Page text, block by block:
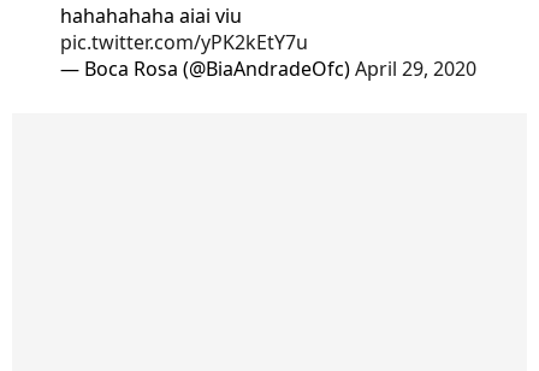
hahahahaha aiai viu
pic.twitter.com/yPK2kEtY7u
— Boca Rosa (@BiaAndradeOfc)April 29, 2020